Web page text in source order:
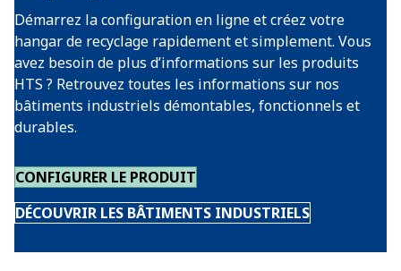
Démarrez la configuration en ligne et créez votre
hangar de recyclage rapidement et simplement. Vous
avez besoin de plus d’informations sur les produits
HTS ? Retrouvez toutes les informations sur nos
bâtiments industriels démontables, fonctionnels et
durables.
CONFIGURER LE PRODUIT
DÉCOUVRIR LES BÂTIMENTS INDUSTRIELS